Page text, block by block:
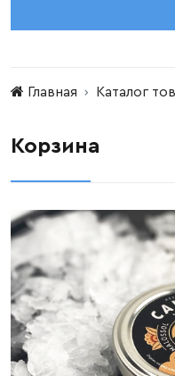
Главная Каталог
Корзина